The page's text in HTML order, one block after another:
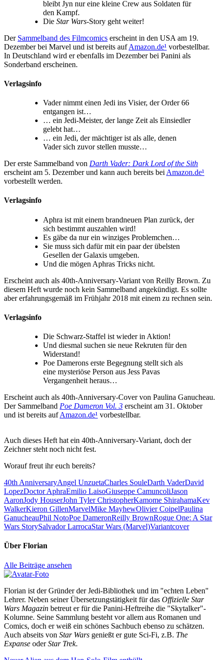
bleibt Jyn nur eine kleine Crew aus Soldaten für
den Kampf.
Die Star Wars-Story geht weiter!
Der Sammelband des Filmcomics erscheint in den USA am 19.
Dezember bei Marvel und ist bereits aufAmazon.de¹ vorbestellbar.
In Deutschland wird er ebenfalls im Dezember bei Panini als
Sonderband erscheinen.
Verlagsinfo
Vader nimmt einen Jedi ins Visier, der Order 66
entgangen ist…
… ein Jedi-Meister, der lange Zeit als Einsiedler
gelebt hat…
… ein Jedi, der mächtiger ist als alle, denen
Vader sich zuvor stellen musste…
Der erste Sammelband von Darth Vader: Dark Lord of the Sith
erscheint am 5. Dezember und kann auch bereits bei Amazon.de¹
vorbestellt werden.
Verlagsinfo
Aphra ist mit einem brandneuen Plan zurück, der
sich bestimmt auszahlen wird!
Es gäbe da nur ein winziges Problemchen…
Sie muss sich dafür mit ein paar der übelsten
Gesellen der Galaxis umgeben.
Und die mögen Aphras Tricks nicht.
Erscheint auch als 40th-Anniversary-Variant von Reilly Brown. Zu
diesem Heft wurde noch kein Sammelband angekündigt. Es sollte
aber erfahrungsgemäß im Frühjahr 2018 mit einem zu rechnen sein.
Verlagsinfo
Die Schwarz-Staffel ist wieder in Aktion!
Und diesmal suchen sie neue Rekruten für den
Widerstand!
Poe Damerons erste Begegnung stellt sich als
eine mysteriöse Person aus Jess Pavas
Vergangenheit heraus…
Erscheint auch als 40th-Anniversary-Cover von Paulina Ganucheau.
Der Sammelband Poe Dameron Vol. 3 erscheint am 31. Oktober
und ist bereits aufAmazon.de¹ vorbestellbar.
Auch dieses Heft hat ein 40th-Anniversary-Variant, doch der
Zeichner steht noch nicht fest.
Worauf freut ihr euch bereits?
40th AnniversaryAngel UnzuetaCharles SouleDarth VaderDavid
LopezDoctor AphraEmilio LaisoGiuseppe CamuncoliJason
AaronJody HouserJohn Tyler ChristopherKamome ShirahamaKev
WalkerKieron GillenMarvelMike MayhewOlivier CoipelPaulina
GanucheauPhil NotoPoe DameronReilly BrownRogue One: A Star
Wars StorySalvador LarrocaStar Wars (Marvel)Variantcover
Über Florian
Alle Beiträge ansehen
Florian ist der Gründer der Jedi-Bibliothek und im "echten Leben"
Lehrer. Neben seiner Übersetzungstätigkeit für das Offizielle Star
Wars Magazin betreut er für die Panini-Heftreihe die "Skytalker"-
Kolumne. Seine Sammlung besteht vor allem aus Romanen und
Comics, doch er weiß ein schönes Sachbuch ebenso zu schätzen.
Auch abseits von Star Wars genießt er gute Sci-Fi, z.B. The
Expanse oderStar Trek.